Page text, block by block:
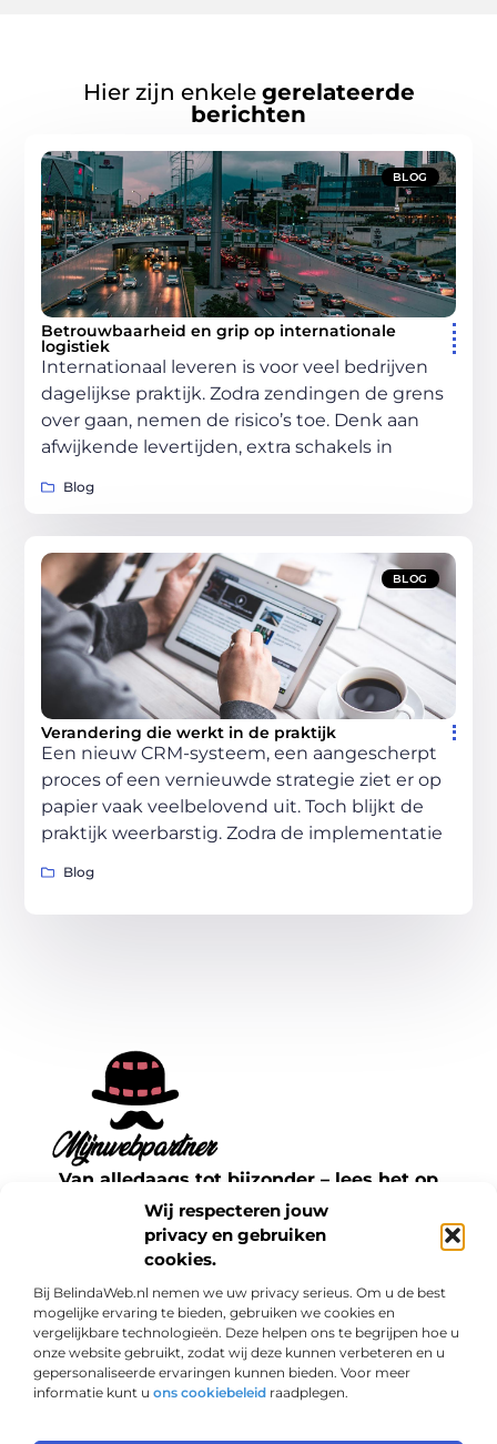
Wij respecteren jouw
privacy en gebruiken
cookies.
Bij BelindaWeb.nl nemen we uw privacy serieus. Om u de best
mogelijke ervaring te bieden, gebruiken we cookies en
vergelijkbare technologieën. Deze helpen ons te begrijpen hoe u
onze website gebruikt, zodat wij deze kunnen verbeteren en u
gepersonaliseerde ervaringen kunnen bieden. Voor meer
informatie kunt u ons cookiebeleid raadplegen.
Hier zijn enkele gerelateerde
berichten
BLOG
Betrouwbaarheid en grip op internationale
logistiek
Internationaal leveren is voor veel bedrijven
dagelijkse praktijk. Zodra zendingen de grens
over gaan, nemen de risico’s toe. Denk aan
afwijkende levertijden, extra schakels in
Blog
BLOG
Verandering die werkt in de praktijk
Een nieuw CRM-systeem, een aangescherpt
proces of een vernieuwde strategie ziet er op
papier vaak veelbelovend uit. Toch blijkt de
praktijk weerbarstig. Zodra de implementatie
Blog
Van alledaags tot bijzonder – lees het op
mijnwebpartner.nl.
Ontdek inspirerende blogs en artikelen over
alles wat het dagelijks leven te bieden heeft.
Bericht categorie
Onze informatie